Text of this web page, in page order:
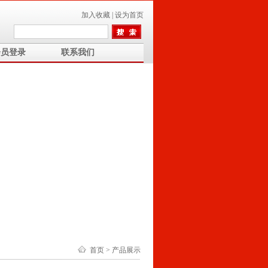
加入收藏 设为首页
登录 联系我们
首页 > 产品展示